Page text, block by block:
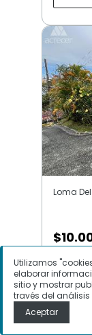
Loma
$
Casa
Utilizamos
elaborar
sitio y mostrar
través del
Aceptar